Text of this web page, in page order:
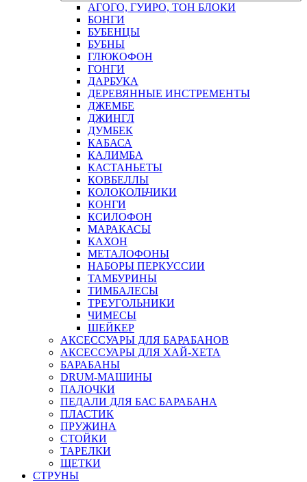
АГОГО, ГУИРО, ТОН БЛОКИ
БОНГИ
БУБЕНЦЫ
БУБНЫ
ГЛЮКОФОН
ГОНГИ
ДАРБУКА
ДЕРЕВЯННЫЕ ИНСТРЕМЕНТЫ
ДЖЕМБЕ
ДЖИНГЛ
ДУМБЕК
КАБАСА
КАЛИМБА
КАСТАНЬЕТЫ
КОВБЕЛЛЫ
КОЛОКОЛЬЧИКИ
КОНГИ
КСИЛОФОН
МАРАКАСЫ
КАХОН
МЕТАЛОФОНЫ
НАБОРЫ ПЕРКУССИИ
ТАМБУРИНЫ
ТИМБАЛЕСЫ
ТРЕУГОЛЬНИКИ
ЧИМЕСЫ
ШЕЙКЕР
АКСЕССУАРЫ ДЛЯ БАРАБАНОВ
АКСЕССУАРЫ ДЛЯ ХАЙ-ХЕТА
БАРАБАНЫ
DRUM-МАШИНЫ
ПАЛОЧКИ
ПЕДАЛИ ДЛЯ БАС БАРАБАНА
ПЛАСТИК
ПРУЖИНА
СТОЙКИ
ТАРЕЛКИ
ЩЕТКИ
СТРУНЫ